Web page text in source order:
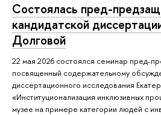
Состоялась пред-
кандидатской
Долговой
22 мая 2026 состоялся семинар пред-
посвященный содержательному
диссертационного исследования
«Институционализация инклюзивных
музее на примере категории людей с